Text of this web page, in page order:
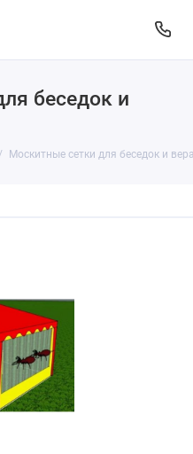
беседок и
Москитные сетки для беседок и